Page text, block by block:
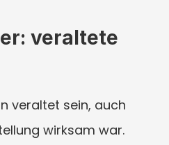
veraltete
veraltet sein, auch
wirksam war.